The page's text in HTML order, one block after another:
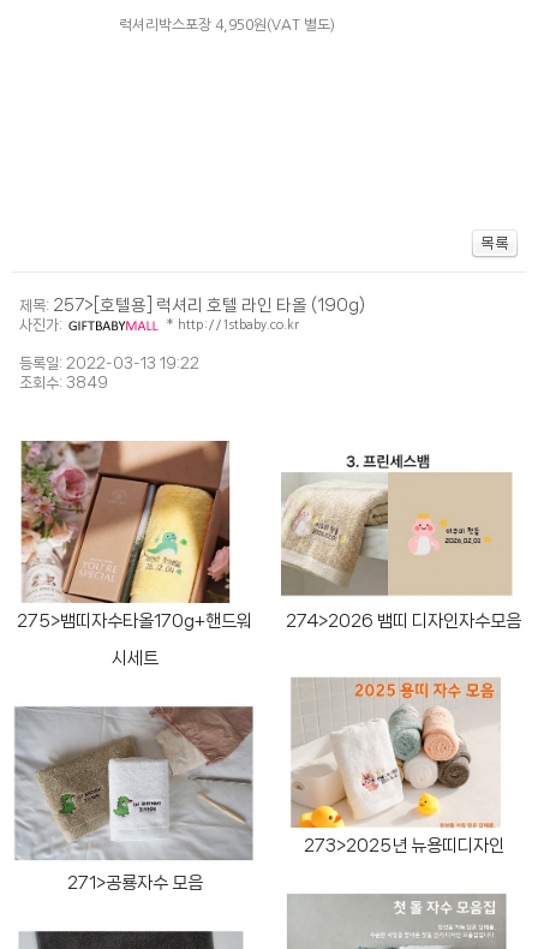
럭셔리박스포장 4,950원(VAT 별도)
제목: 257>[호텔용] 럭셔리 호텔 라인 타올 (190g)
사진가: * http://1stbaby.co.kr
등록일: 2022-03-13 19:22
조회수: 3849
275>뱀띠자수타올170g+핸드워
시세트
274>2026 뱀띠 디자인자수모음
273>2025년 뉴용띠디자인
271>공룡자수 모음